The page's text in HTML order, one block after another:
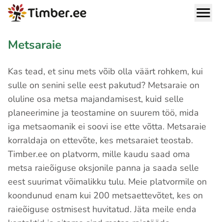
Metsaraie
Kas tead, et sinu mets võib olla väärt rohkem, kui
sulle on senini selle eest pakutud? Metsaraie on
oluline osa metsa majandamisest, kuid selle
planeerimine ja teostamine on suurem töö, mida
iga metsaomanik ei soovi ise ette võtta. Metsaraie
korraldaja on ettevõte, kes metsaraiet teostab.
Timber.ee on platvorm, mille kaudu saad oma
metsa raieõiguse oksjonile panna ja saada selle
eest suurimat võimalikku tulu. Meie platvormile on
koondunud enam kui 200 metsaettevõtet, kes on
raieõiguse ostmisest huvitatud. Jäta meile enda